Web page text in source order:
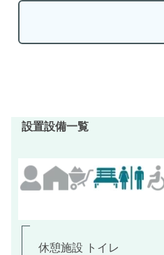
設置設備一覧
休憩施設 トイレ